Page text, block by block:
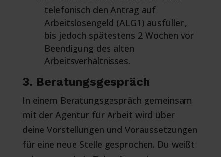
telefonisch den Antrag auf
Arbeitslosengeld (ALG1) ausfüllen,
bis jedoch spätestens 2 Wochen vor
Beendigung des alten
Arbeitsverhältnisses.
3. Beratungsgespräch
In einem Beratungsgespräch gemeinsam
mit der Agentur für Arbeit wird über
deine Vorstellungen und Voraussetzungen
für eine neue Stelle gesprochen. Du weißt